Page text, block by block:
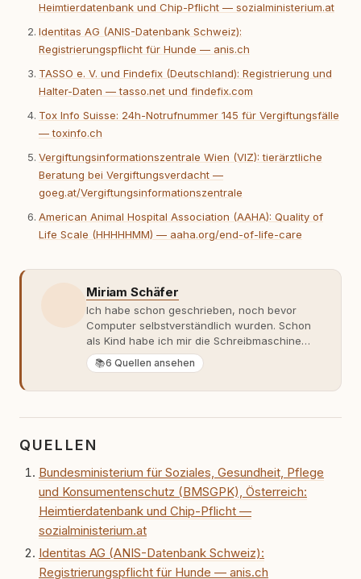
Heimtierdatenbank und Chip-Pflicht — sozialministerium.at
Identitas AG (ANIS-Datenbank Schweiz):
Registrierungspflicht für Hunde — anis.ch
TASSO e. V. und Findefix (Deutschland): Registrierung und
Halter-Daten — tasso.net und findefix.com
Tox Info Suisse: 24h-Notrufnummer 145 für Vergiftungsfälle
— toxinfo.ch
Vergiftungsinformationszentrale Wien (VIZ): tierärztliche
Beratung bei Vergiftungsverdacht —
goeg.at/Vergiftungsinformationszentrale
American Animal Hospital Association (AAHA): Quality of
Life Scale (HHHHHMM) — aaha.org/end-of-life-care
Miriam Schäfer
Ich habe schon geschrieben, noch bevor
Computer selbstverständlich wurden. Schon
als Kind habe ich mir die Schreibmaschine
meiner Eltern geschnappt und drauflos
getippt: Geschichten, Beobachtungen,
Zeit war ich eher skeptisch, geprägt von
es mich überrascht, als ich - dank Roger -
bewusst gute Hundehaltung funktionieren
kann. Dieser Perspektivwechsel begleitet
meine Arbeit bis heute. Bei rundum.dog bin ich
als Content Managerin an vielen Stellen
beteiligt, an denen aus Ideen fertige Beiträge
werden. Ich recherchiere Themen, plane
Inhalte, schreibe Artikel, begleite Gastbeiträge
📚6 Quellen ansehen
QUELLEN
Bundesministerium für Soziales, Gesundheit, Pflege
und Konsumentenschutz (BMSGPK), Österreich:
Heimtierdatenbank und Chip-Pflicht —
sozialministerium.at
Identitas AG (ANIS-Datenbank Schweiz):
Registrierungspflicht für Hunde — anis.ch